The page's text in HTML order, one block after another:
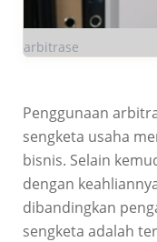
arbitrase
Penggunaan
sengketa usaha
bisnis. Selain
dengan
dibandingkan
sengketa adalah